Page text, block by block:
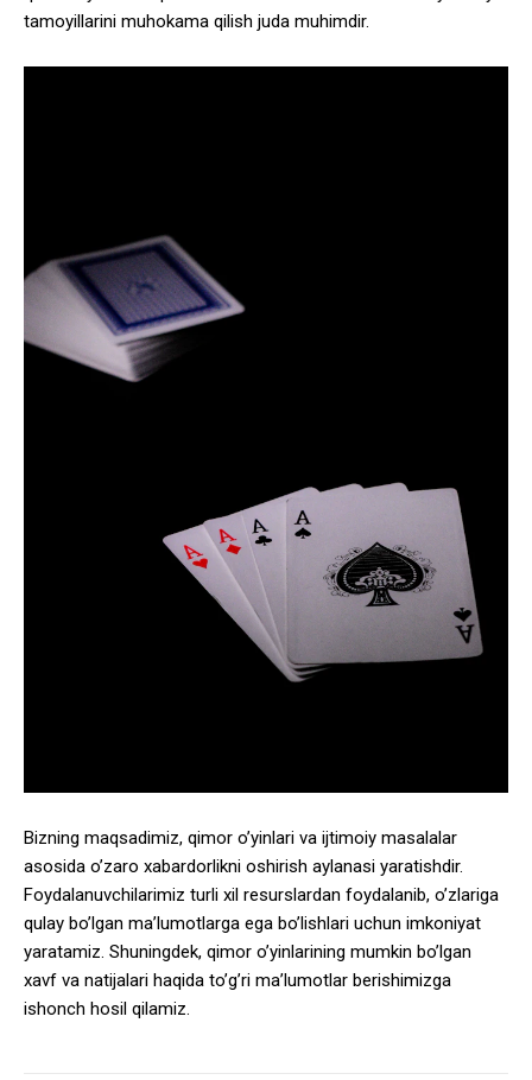
tamoyillarini muhokama qilish juda muhimdir.
Bizning maqsadimiz, qimor o’yinlari va ijtimoiy masalalar
asosida o’zaro xabardorlikni oshirish aylanasi yaratishdir.
Foydalanuvchilarimiz turli xil resurslardan foydalanib, o’zlariga
qulay bo’lgan ma’lumotlarga ega bo’lishlari uchun imkoniyat
yaratamiz. Shuningdek, qimor o’yinlarining mumkin bo’lgan
xavf va natijalari haqida to’g’ri ma’lumotlar berishimizga
ishonch hosil qilamiz.